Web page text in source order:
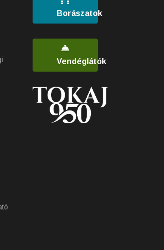
Borászatok
Vendéglátók